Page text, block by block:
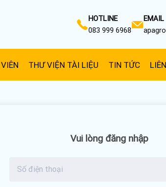
HOTLINE
083 999 6968
EMAIL
THƯ VIỆN TÀI LIỆU TIN TỨC
Vui lòng đăng nhập